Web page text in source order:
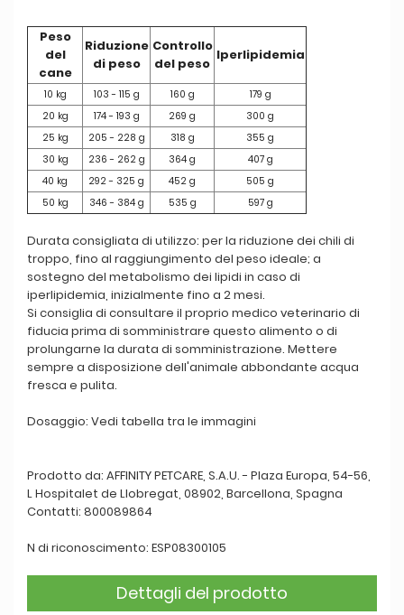
Peso
del
cane
Riduzione
di peso
Controllo
del peso
Iperlipidemia
10 kg 103 - 115 g 160 g
179 g
20 kg
174 - 193 g 269 g
300 g
25 kg
205 - 228 g 318 g
355 g
30 kg
236 - 262 g 364 g
407 g
40 kg
292 - 325 g 452 g
505 g
50 kg
346 - 384 g 535 g 597 g
Durata consigliata di utilizzo: per la riduzione dei chili di
troppo, fino al raggiungimento del peso ideale; a
sostegno del metabolismo dei lipidi in caso di
iperlipidemia, inizialmente fino a 2 mesi.
Si consiglia di consultare il proprio medico veterinario di
fiducia prima di somministrare questo alimento o di
prolungarne la durata di somministrazione. Mettere
sempre a disposizione dell'animale abbondante acqua
fresca e pulita.
Dosaggio: Vedi tabella tra le immagini
Prodotto da: AFFINITY PETCARE, S.A.U. - Plaza Europa, 54-56,
L Hospitalet de Llobregat, 08902, Barcellona, Spagna
Contatti: 800089864
N di riconoscimento: ESP08300105
Dettagli del prodotto